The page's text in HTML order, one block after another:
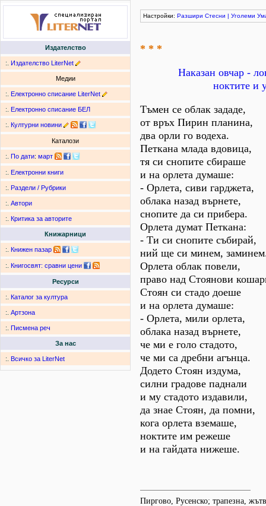
Издателство
:. Издателство LiterNet
Медии
:. Електронно списание LiterNet
:. Електронно списание БЕЛ
:. Културни новини
Каталози
:. По дати: март
:. Електронни книги
:. Раздели / Рубрики
:. Автори
:. Критика за авторите
Книжарници
:. Книжен пазар
:. Книгосвят: сравни цени
Ресурси
:. Каталог за култура
:. Артзона
:. Писмена реч
За нас
:. Всичко за LiterNet
Настройки: Разшири Стесни | Уголеми
* * *
Наказан овчар -
ноктите и
Тъмен се облак зададе,
от връх Пирин планина,
два орли го водеха.
Петкана млада вдовица,
тя си снопите сбираше
и на орлета думаше:
- Орлета, сиви гарджета,
облака назад върнете,
снопите да си прибера.
Орлета думат Петкана:
- Ти си снопите събирай,
ний ще си минем,
Орлета облак повели,
право над Стоянови
Стоян си стадо доеше
и на орлета думаше:
- Орлета, мили орлета,
облака назад върнете,
че ми е голо стадото,
че ми са дребни агънца.
Додето Стоян издума,
силни градове паднали
и му стадото издавили,
да знае Стоян, да помни,
кога орлета вземаше,
ноктите им режеше
и на гайдата нижеше.
Пиргово, Русенско; трапезна,